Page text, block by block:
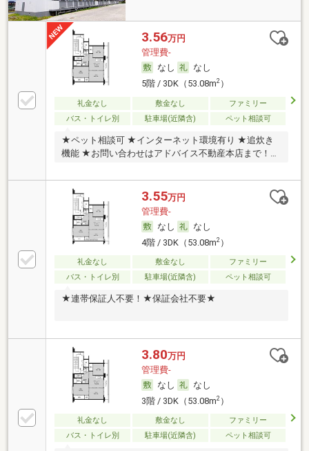
3.56万円
管理費-
なし
なし
5階 / 3DK（53.08m2）
礼金なし 敷金なし
ファミリー
バス・トイレ別
駐車場(近隣含) ペット相談可
★ペット相談可 ★インターネット環境有り ★追炊き
機能 ★お問い合わせはアドバイス不動産本店まで！
3.55万円
管理費-
なし
なし
4階 / 3DK（53.08m2）
礼金なし 敷金なし
ファミリー
バス・トイレ別
駐車場(近隣含) ペット相談可
★連帯保証人不要！★保証会社不要★
3.80万円
管理費-
なし
なし
3階 / 3DK（53.08m2）
礼金なし 敷金なし
ファミリー
バス・トイレ別
駐車場(近隣含) ペット相談可